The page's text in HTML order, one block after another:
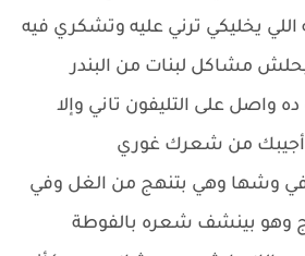
يخليكي ترني عليه وتشكري فيه
مشاكل لبنات من البندر
واصل على التليفون تاني وإلا
أجيبك من شعرك غوري
وشها وهي بتنهج من الغل وفي
وهو بينشف شعره بالفوطة